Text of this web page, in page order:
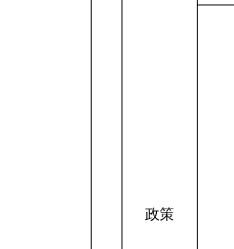
政策